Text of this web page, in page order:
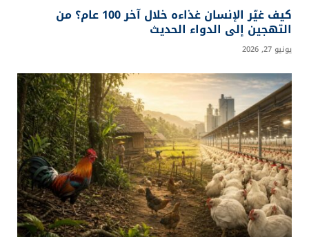
كيف غيّر الإنسان غذاءه خلال آخر 100 عام؟ من
التهجين إلى الدواء الحديث
يونيو 27, 2026